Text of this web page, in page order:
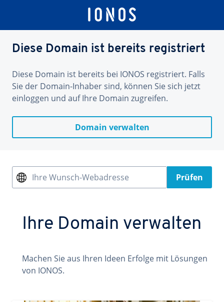
Diese Domain ist bereits registriert
Diese Domain ist bereits bei IONOS registriert. Falls
Sie der Domain-Inhaber sind, können Sie sich jetzt
einloggen und auf Ihre Domain zugreifen.
Domain verwalten
Ihre Wunsch-Webadresse Prüfen
Ihre Domain verwalten
Machen Sie aus Ihren Ideen Erfolge mit Lösungen
von IONOS.